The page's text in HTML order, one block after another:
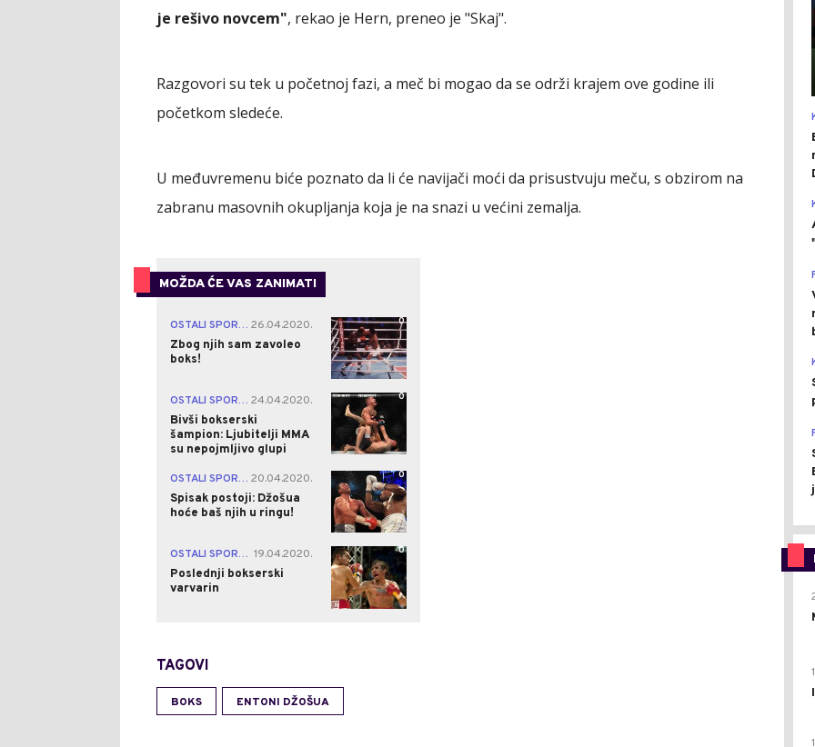
je rešivo novcem", rekao je Hern, preneo je "Skaj".
Razgovori su tek u početnoj fazi, a meč bi mogao da se održi krajem ove godine ili
početkom sledeće.
U međuvremenu biće poznato da li će navijači moći da prisustvuju meču, s obzirom na
zabranu masovnih okupljanja koja je na snazi u većini zemalja.
MOŽDA ĆE VAS ZANIMATI
OSTALI SPORTOVI 26.04.2020.
Zbog njih sam zavoleo
boks!
0
OSTALI SPORTOVI 24.04.2020.
Bivši bokserski
šampion: Ljubitelji MMA
su nepojmljivo glupi
0
OSTALI SPORTOVI 20.04.2020.
Spisak postoji: Džošua
hoće baš njih u ringu!
0
OSTALI SPORTOVI 19.04.2020.
Poslednji bokserski
varvarin
0
TAGOVI
BOKS ENTONI DŽOŠUA